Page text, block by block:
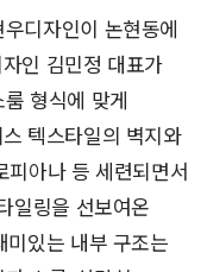
디자인이 논현동에
인 김민정 대표가
형식에 맞게
텍스타일의 벽지와
피아나 등 세련되면서
일링을 선보여온
미있는 내부 구조는